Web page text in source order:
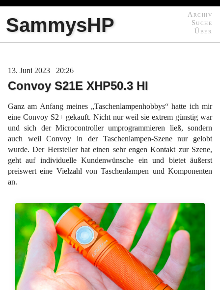
Archiv
Suche
Über
SammysHP
13 Juni 2023 20:26
Convoy S21E XHP50.3 HI
Ganz am Anfang meines „Taschenlampenhobbys“ hatte ich mir
eine Convoy S2+ gekauft. Nicht nur weil sie extrem günstig war
und sich der Microcontroller umprogrammieren ließ, sondern
auch weil Convoy in der Taschenlampen-Szene nur gelobt
wurde. Der Hersteller hat einen sehr engen Kontakt zur Szene,
geht auf individuelle Kundenwünsche ein und bietet äußerst
preiswert eine Vielzahl von Taschenlampen und Komponenten
an.